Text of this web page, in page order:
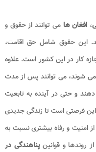
، افغان ها می توانند از حقوق و
این حقوق شامل حق اقامت،
کار در این کشور است. علاوه
می شوند، می توانند پس از مدت
و حتی در آینده به تابعیت
فرصتی است تا زندگی جدیدی
امنیت و رفاه بیشتری نسبت به
روندها و قوانینپناهندگی در